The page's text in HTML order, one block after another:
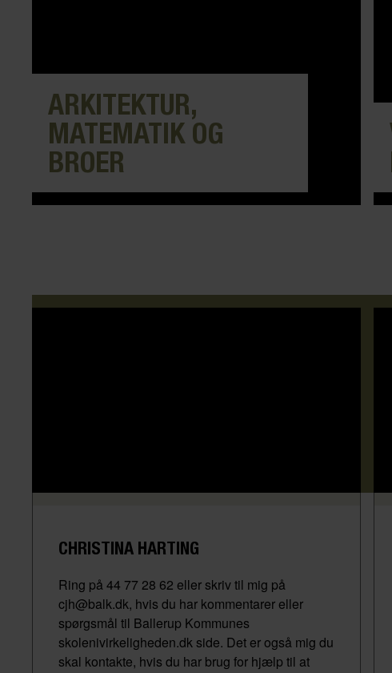
ARKITEKTUR,
MATEMATIK OG
BROER
CHRISTINA HARTING
Ring på 44 77 28 62 eller skriv til mig på
cjh@balk.dk, hvis du har kommentarer eller
spørgsmål til Ballerup Kommunes
skolenivirkeligheden.dk side. Det er også mig du
skal kontakte, hvis du har brug for hjælp til at